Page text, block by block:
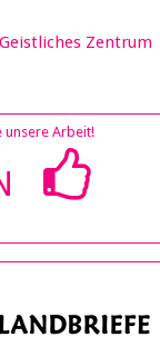
Zentrum
unsere Arbeit!